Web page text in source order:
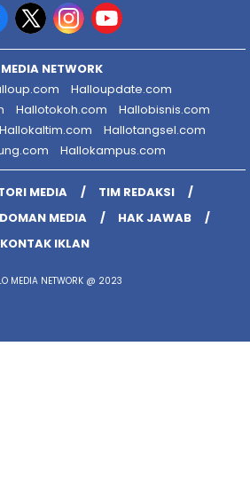
MEDIA NETWORK
Halloupdate.com
Hallotokoh.com
Hallobisnis.com
Hallokaltim.com
Hallotangsel.com
Hallokampus.com
MEDIA
TIM REDAKSI
MEDIA
HAK JAWAB
KONTAK IKLAN
MEDIA NETWORK @ 2023